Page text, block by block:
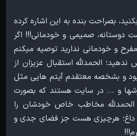
بصراحت بنده به این اشاره کرده
دوستانه، صمیمی و خودمانی!!! اگر
و خودمانی ندارید توصیه میکنم
الحمدلله استقبال عزیزان از
و بشخصه معتقدم آیتم هایی مثل
و ... در سایت هستند که بصورت
الحمدلله مخاطب خاص خودشان را
داغ؛ هرچیزی هست جز فضای جدی و